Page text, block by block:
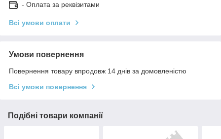
- Оплата за реквізитами
Всі умови оплати
Умови повернення
Повернення товару впродовж 14 днів за домовленістю
Всі умови повернення
Подібні товари компанії